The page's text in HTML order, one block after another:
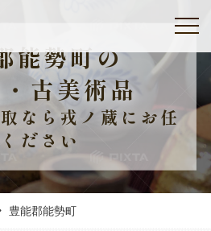
能勢町の
古美術品
なら戎ノ蔵にお任
ださい
豊能郡能勢町